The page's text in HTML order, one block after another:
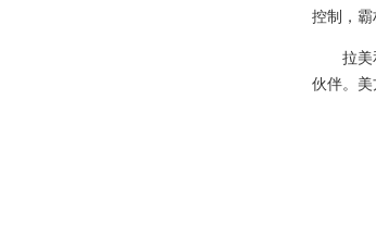
控制，霸
拉美
伙伴。美